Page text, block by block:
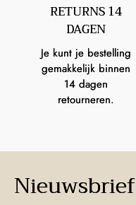
RETURNS 14
DAGEN
Je kunt je bestelling
gemakkelijk binnen
14 dagen
retourneren.
Nieuwsbrief